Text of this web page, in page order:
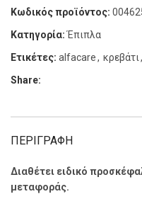
Κωδικός προϊόντος:
Κατηγορία: Έπιπλα
Ετικέτες: alfacare, κρεβάτι,
Share:
ΠΕΡΙΓΡΑΦΗ
Διαθέτει ειδικό
μεταφοράς.